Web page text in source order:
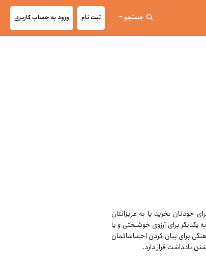
جستجو ثبت نام ورود به حساب کاربری
برای خودتان بخرید یا به عزیزانتان
برای آرزوی خوشبختی و یا
برای بیان کردن احساساتمان
یادداشت قرار دارد.